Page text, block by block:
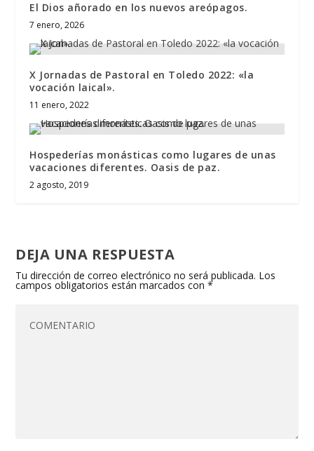
El Dios añorado en los nuevos areópagos.
7 enero, 2026
X Jornadas de Pastoral en Toledo 2022: «la
vocación laical».
11 enero, 2022
Hospederías monásticas como lugares de unas
vacaciones diferentes. Oasis de paz.
2 agosto, 2019
DEJA UNA RESPUESTA
Tu dirección de correo electrónico no será publicada. Los
campos obligatorios están marcados con*